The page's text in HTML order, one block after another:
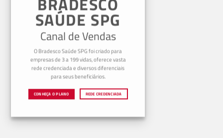
SAÚDE SPG
Canal de Vendas
O Bradesco Saúde SPG foi criado para
empresas de 3 a 199 vidas, oferece vasta
rede credenciada e diversos diferenciais
para seus beneficiários.
CONHEÇA O PLANO REDE CREDENCIADA